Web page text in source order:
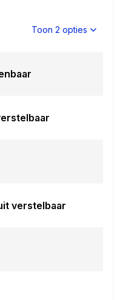
Toon 2 opties
verstelbaar